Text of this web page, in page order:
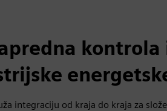
integraciju od kraja do kraja za